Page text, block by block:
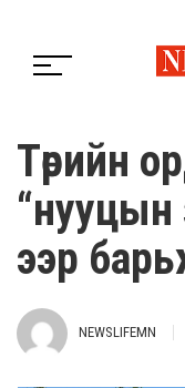
Төрийн
“нууцын
ээр
NEWSLIFEMN